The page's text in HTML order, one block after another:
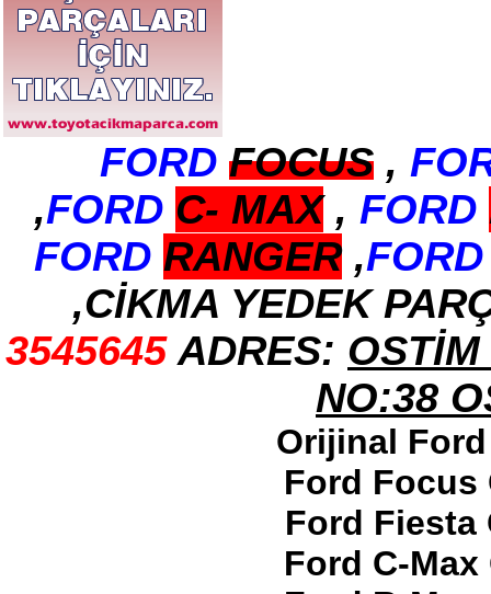
2017-2018 ford ranger arka
tampon
Ürün Kodu : 2017-2018 ford ranger
dirksiyon simidi
2017-2018 ford ranger
dirksiyon simidi
FORD FOCUS,
,FORD C- MAX, FORD
FORD RANGER,FORD
,CİKMA YEDEK
3545645 ADRES:
NO:38
Orijinal Ford
Ford Focus
Ford Fiesta
Ford C-Max